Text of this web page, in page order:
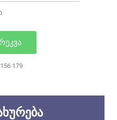
179